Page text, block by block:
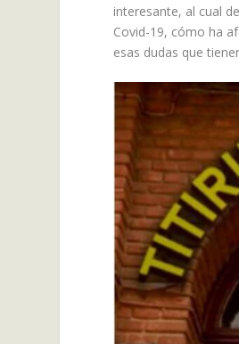
interesante, al cual
Covid-19, cómo ha
esas dudas que